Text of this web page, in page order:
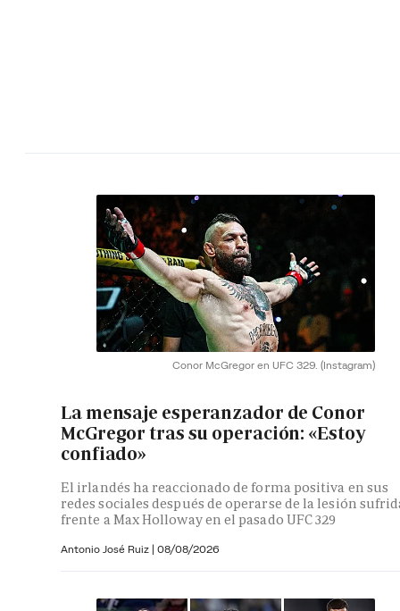
Conor McGregor en UFC 329. (Instagram)
La mensaje esperanzador de Conor
McGregor tras su operación: «Estoy
confiado»
El irlandés ha reaccionado de forma positiva en sus
redes sociales después de operarse de la lesión
frente a Max Holloway en el pasado UFC 329
Antonio José Ruiz | 08/08/2026